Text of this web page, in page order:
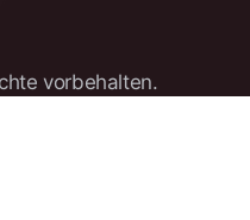
vorbehalten.